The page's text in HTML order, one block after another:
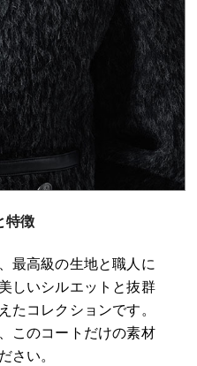
特徴
最高級の生地と職人に
しいシルエットと抜群
たコレクションです。
このコートだけの素材
さい。